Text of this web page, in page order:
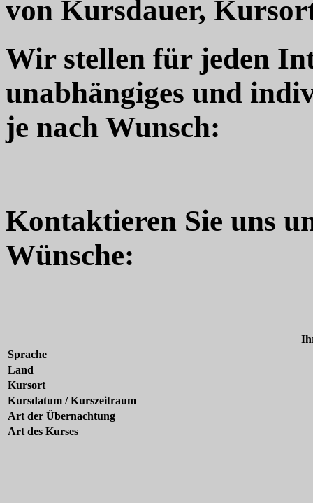
von Kursdauer,
Wir stellen für jeden
unabhängiges und
je nach Wunsch:
Kontaktieren Sie uns
Wünsche:
Sprache
Land
Kursort
Kursdatum / Kurszeitraum
Art der Übernachtung
Art des Kurses